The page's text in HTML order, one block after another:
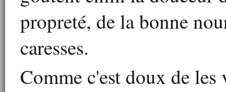
propreté, de la bonne
caresses.
Comme c'est doux de